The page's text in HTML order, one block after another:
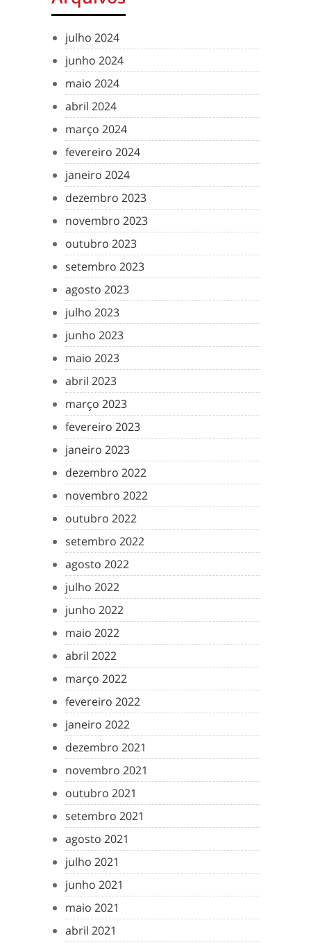
julho 2024
junho 2024
maio 2024
abril 2024
março 2024
fevereiro 2024
janeiro 2024
dezembro 2023
novembro 2023
outubro 2023
setembro 2023
agosto 2023
julho 2023
junho 2023
maio 2023
abril 2023
março 2023
fevereiro 2023
janeiro 2023
dezembro 2022
novembro 2022
outubro 2022
setembro 2022
agosto 2022
julho 2022
junho 2022
maio 2022
abril 2022
março 2022
fevereiro 2022
janeiro 2022
dezembro 2021
novembro 2021
outubro 2021
setembro 2021
agosto 2021
julho 2021
junho 2021
maio 2021
abril 2021